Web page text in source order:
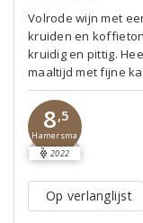
Volrode wijn met
kruiden en
kruidig en pittig.
maaltijd met fijne
8,5
Hamersma
2022
Op verlanglijst